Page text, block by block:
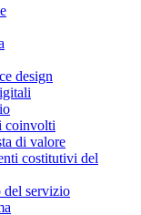
design
coinvolti
di valore
costitutivi del
del servizio